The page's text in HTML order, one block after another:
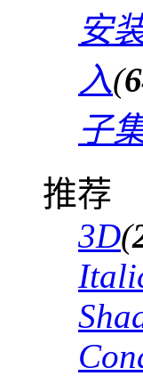
安
入(
子
推荐
3D(